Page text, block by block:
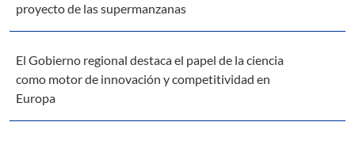
proyecto de las supermanzanas
El Gobierno regional destaca el papel de la ciencia
como motor de innovación y competitividad en
Europa